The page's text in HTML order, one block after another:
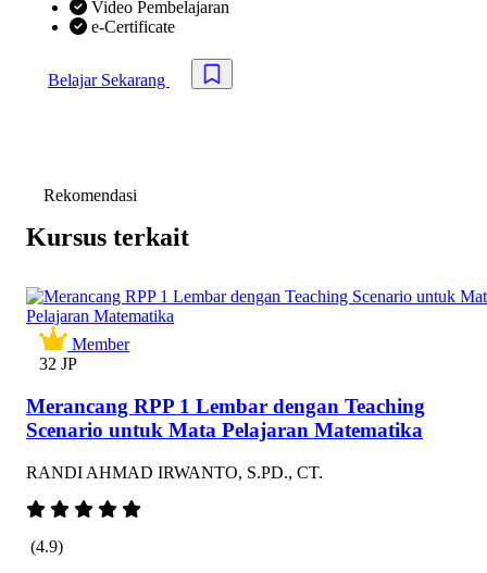
Video Pembelajaran
e-Certificate
Belajar Sekarang Simpan kursus
Rekomendasi
Kursus terkait
Member
32 JP
Merancang RPP 1 Lembar dengan Teaching
Scenario untuk Mata Pelajaran Matematika
RANDI AHMAD IRWANTO, S.PD., CT.
(4.9)